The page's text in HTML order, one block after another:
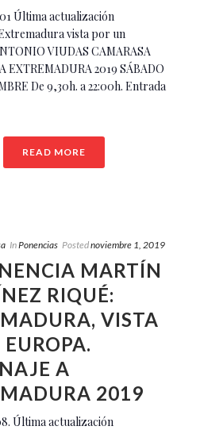
Última actualización
vista por un
VIUDAS CAMARASA
EXTREMADURA 2019 SÁBADO
De 9,30h. a 22:00h. Entrada
READ MORE
InPonencias Postednoviembre 1, 2019
MARTÍN
RIQUÉ:
VISTA
EUROPA.
A
2019
Última actualización